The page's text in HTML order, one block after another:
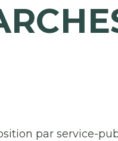
par service-